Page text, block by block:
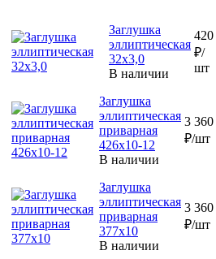
Заглушка
эллиптическая
32х3,0
В наличии
420
₽/
шт
Заглушка
эллиптическая
приварная
426х10-12
В наличии
3 360
₽/шт
Заглушка
эллиптическая
приварная
377х10
В наличии
3 360
₽/шт